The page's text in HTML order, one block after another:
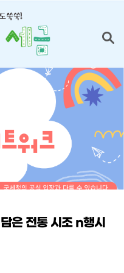
1
4
5
은 전통 시조 n행시